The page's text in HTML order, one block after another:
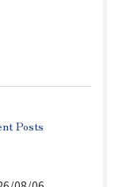
Posts